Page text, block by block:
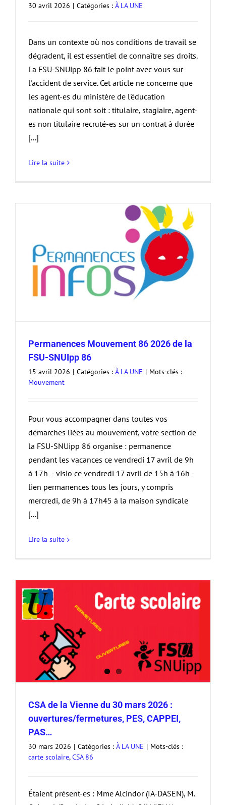
30 avril 2026 | Catégories : À LA UNE
Dans un contexte où nos conditions de travail se
dégradent, il est essentiel de connaître ses droits.
La FSU-SNUipp 86 fait le point avec vous sur
l'accident de service. Cet article ne concerne que
les agent-es du ministère de l'éducation
nationale qui sont soit : titulaire, stagiaire, agent-
es non titulaire recruté-es sur un contrat à durée
[...]
Lire la suite
Permanences Mouvement 86 2026 de la
FSU-SNUIpp 86
15 avril 2026 | Catégories : À LA UNE | Mots-clés :
Mouvement
Pour vous accompagner dans toutes vos
démarches liées au mouvement, votre section de
la FSU-SNUipp 86 organise : permanence
pendant les vacances ce vendredi 17 avril de 9h
à 17h - visio ce vendredi 17 avril de 15h à 16h -
lien permanences tous les jours, y compris
mercredi, de 9h à 17h45 à la maison syndicale
[...]
Lire la suite
CSA de la Vienne du 30 mars 2026 :
ouvertures/fermetures, PES, CAPPEI,
PAS…
30 mars 2026 | Catégories : À LA UNE | Mots-clés :
carte scolaire,CSA 86
Étaient présent-es : Mme Alcindor (IA-DASEN), M.